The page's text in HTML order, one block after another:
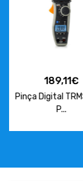
15,38€
Armadura
L...